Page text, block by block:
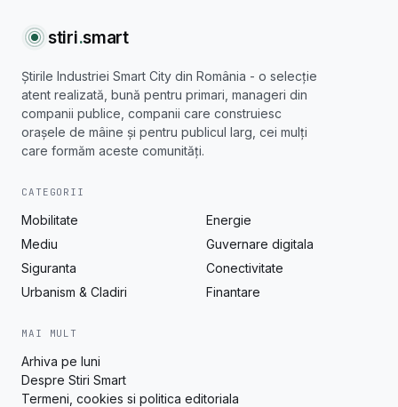
stiri.smart
Știrile Industriei Smart City din România - o selecție
atent realizată, bună pentru primari, manageri din
companii publice, companii care construiesc
orașele de mâine și pentru publicul larg, cei mulți
care formăm aceste comunități.
CATEGORII
Mobilitate
Energie
Mediu
Guvernare digitala
Siguranta
Conectivitate
Urbanism & Cladiri
Finantare
MAI MULT
Arhiva pe luni
Despre Stiri Smart
Termeni, cookies si politica editoriala